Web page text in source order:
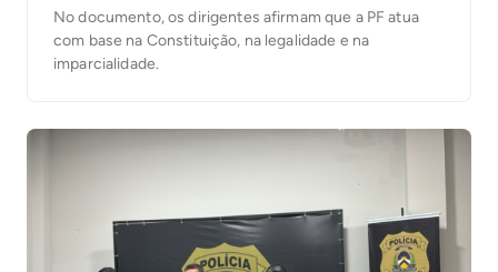
No documento, os dirigentes afirmam que a PF atua
com base na Constituição, na legalidade e na
imparcialidade.